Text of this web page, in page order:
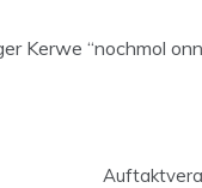
Kerwe “nochmol